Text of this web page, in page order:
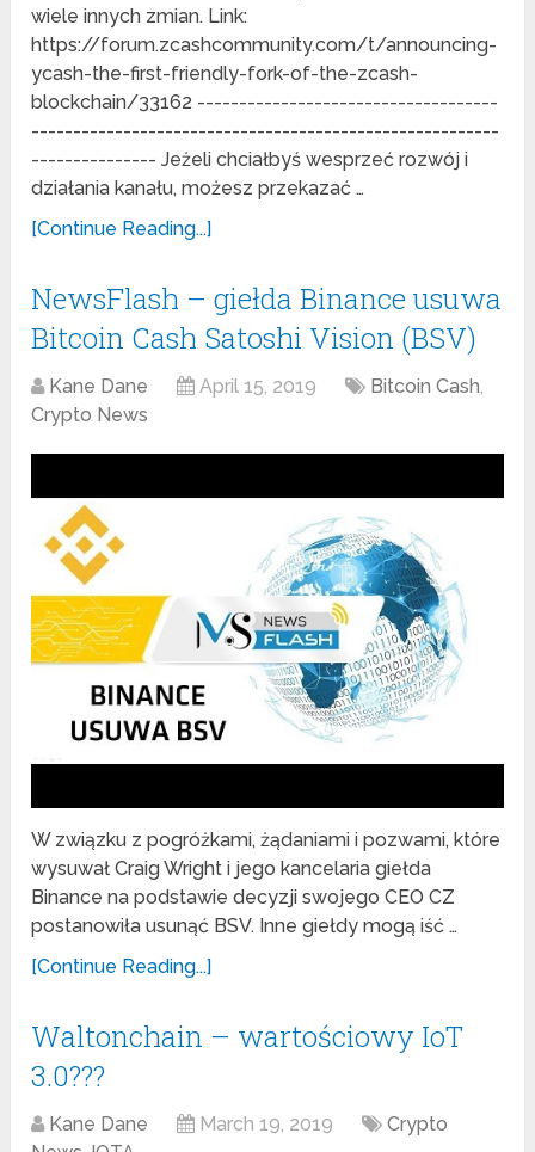
wiele innych zmian. Link:
https://forum.zcashcommunity.com/t/announcing-
ycash-the-first-friendly-fork-of-the-zcash-
blockchain/33162 ------------------------------------
--------------------------------------------------------
--------------- Jeżeli chciałbyś wesprzeć rozwój i
działania kanału, możesz przekazać …
[Continue Reading...]
NewsFlash – giełda Binance usuwa
Bitcoin Cash Satoshi Vision (BSV)
Kane Dane April 15, 2019 Bitcoin Cash,
Crypto News
W związku z pogróżkami, żądaniami i pozwami, które
wysuwał Craig Wright i jego kancelaria giełda
Binance na podstawie decyzji swojego CEO CZ
postanowiła usunąć BSV. Inne giełdy mogą iść …
[Continue Reading...]
Waltonchain – wartościowy IoT
3.0???
Kane Dane March 19, 2019
Crypto